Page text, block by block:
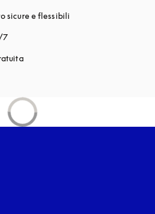
sicure e flessibili
7
si apre in una nuova finestra